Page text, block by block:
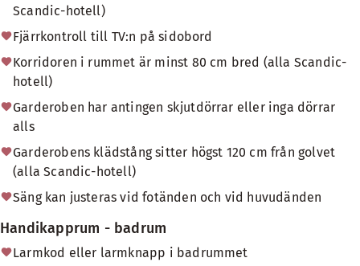
Scandic-hotell)
Fjärrkontroll till TV:n på sidobord
Korridoren i rummet är minst 80 cm bred (alla Scandic-
hotell)
Garderoben har antingen skjutdörrar eller inga dörrar
alls
Garderobens klädstång sitter högst 120 cm från golvet
(alla Scandic-hotell)
Säng kan justeras vid fotänden och vid huvudänden
Handikapprum - badrum
Larmkod eller larmknapp i badrummet